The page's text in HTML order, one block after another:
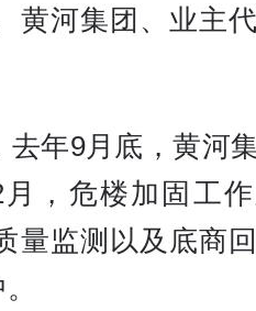
黄河集团、业主
年9月底，黄河
，危楼加固工
量监测以及底商